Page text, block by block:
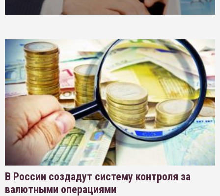
В России создадут систему контроля за
валютными операциями